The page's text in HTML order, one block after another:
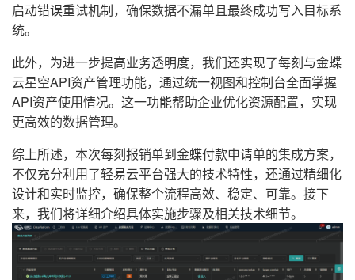
启动错误重试机制，确保数据不漏单且最终成功写入目标系
统。
此外，为进一步提高业务透明度，我们还实现了每刻与金蝶
云星空API资产管理功能，通过统一视图和控制台全面掌握
API资产使用情况。这一功能帮助企业优化资源配置，实现
更高效的数据管理。
综上所述，本次每刻报销单到金蝶付款申请单的集成方案，
不仅充分利用了轻易云平台强大的技术特性，还通过精细化
设计和实时监控，确保整个流程高效、稳定、可靠。接下
来，我们将详细介绍具体实施步骤及相关技术细节。